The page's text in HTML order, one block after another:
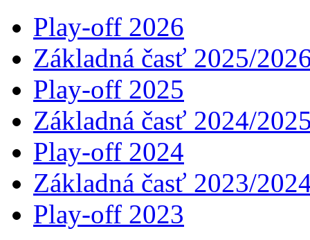
Play-off 2026
Základná časť 2025/
Play-off 2025
Základná časť 2024/
Play-off 2024
Základná časť 2023/
Play-off 2023